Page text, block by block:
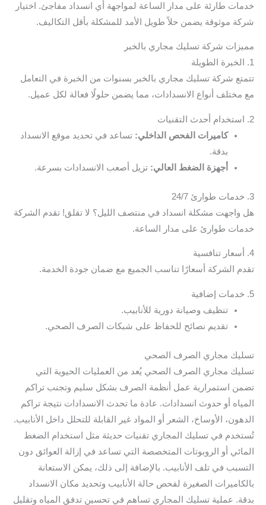
خدمات طارئة على مدار الساعة لمواجهة أي انسداد مفاجئ. اختيار
شركة موثوقة يضمن حلاً طويل الأمد للمشكلة بأقل التكاليف.
مميزات شركة تسليك مجاري بالخبر
1. الخبرة الطويلة
تتمتع شركة تسليك مجاري بالخبر بسنوات من الخبرة في التعامل
مع مختلف أنواع الانسدادات، مما يضمن حلولًا فعالة لكل عميل.
2. استخدام أحدث التقنيات
كاميرات الفحص الداخلي: تساعد في تحديد موقع الانسداد
بدقة.
أجهزة الضغط العالي: تزيل أصعب الانسدادات بسرعة.
3. خدمات طوارئ 24/7
هل واجهت مشكلة انسداد في منتصف الليل؟ لا تقلق! تقدم الشركة
خدمات طوارئ على مدار الساعة.
4. أسعار تنافسية
تقدم الشركة أسعارًا تناسب الجميع مع ضمان جودة الخدمة.
5. خدمات إضافية
تنظيف وصيانة دورية للأنابيب.
تقديم نصائح للحفاظ على شبكات الصرف الصحي.
تسليك مجاري الصرف الصحي
تسليك مجاري الصرف الصحي يُعد من العمليات الحيوية التي
تضمن استمرارية عمل أنظمة الصرف بشكل سليم وتجنب تراكم
المياه أو حدوث انسدادات. عادة ما تحدث الانسدادات نتيجة تراكم
الدهون، الأوساخ، الشعر أو المواد غير القابلة للتحلل داخل الأنابيب.
تُستخدم في تسليك المجاري تقنيات حديثة مثل استخدام الضغط
المائي أو الروبوتات المتخصصة التي تساعد في إزالة العوائق دون
التسبب في تلف الأنابيب. بالإضافة إلى ذلك، يمكن الاستعانة
بالكاميرات الصغيرة لفحص حالة الأنابيب وتحديد مكان الانسداد
بدقة. عملية تسليك المجاري تساهم في تحسين تدفق المياه وتقليل